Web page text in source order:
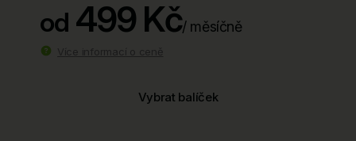
od 499 Kč/ měsíčně
Vybrat balíček